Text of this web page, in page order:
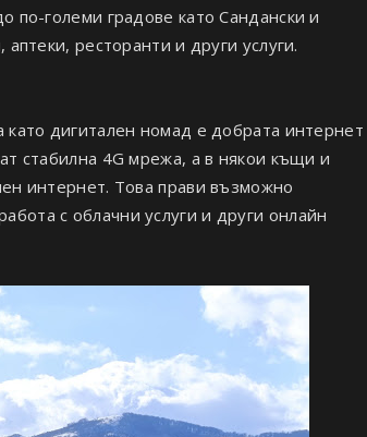
по-големи градове като Сандански и
ресторанти и други услуги.
дигитален номад е добрата интернет
стабилна 4G мрежа, а в някои къщи и
интернет. Това прави възможно
с облачни услуги и други онлайн